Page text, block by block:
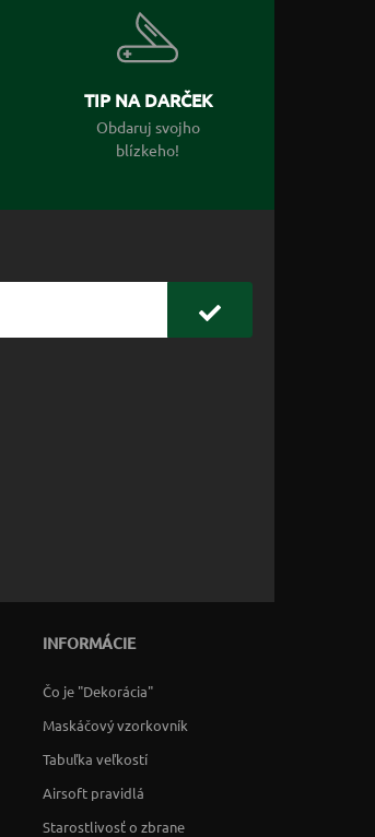
TIP NA DARČEK
Obdaruj svojho
blízkeho!
INFORMÁCIE
Čo je "Dekorácia"
Maskáčový vzorkovník
Tabuľka veľkostí
Airsoft pravidlá
Starostlivosť o zbrane